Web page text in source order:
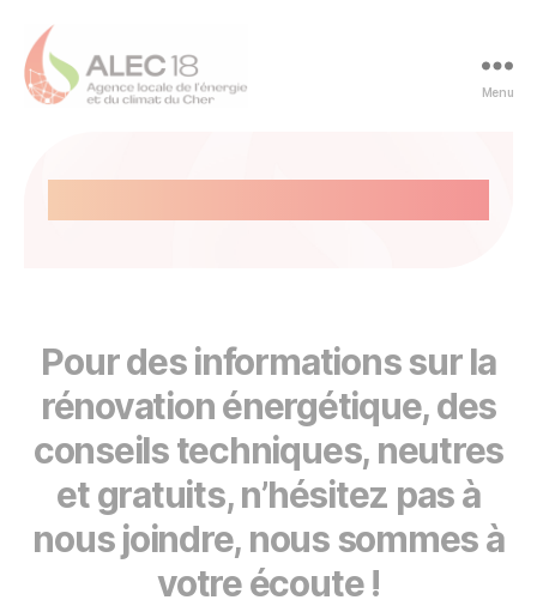
ALEC
Menu
Pour des informations sur la
rénovation énergétique, des
conseils techniques, neutres
et gratuits, n’hésitez pas à
nous joindre, nous sommes à
votre écoute !